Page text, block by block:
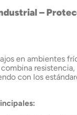
–
en ambientes
con los